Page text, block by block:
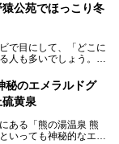
公苑でほっこり冬
で目にして、「どこに
人も多いでしょう。
「地獄谷野猿公苑」で
の中で温泉に浸かる姿
見どころ、サルと温泉
トについて紹介しま
秘のエメラルドグ
黄泉
ある「熊の湯温泉 熊
いっても神秘的なエメ